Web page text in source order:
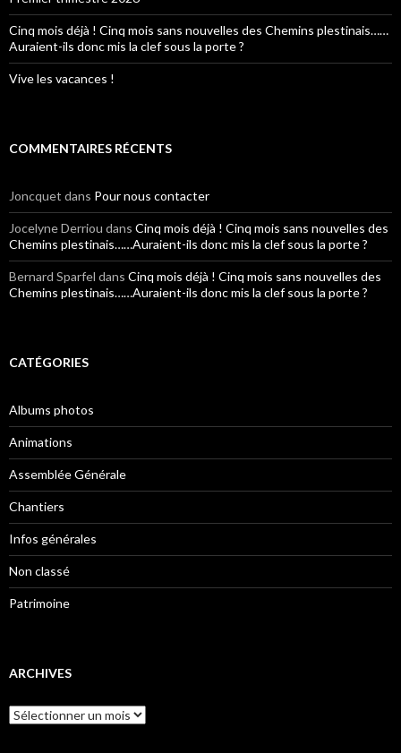
Cinq mois déjà ! Cinq mois sans nouvelles des Chemins plestinais……
Auraient-ils donc mis la clef sous la porte ?
Vive les vacances !
COMMENTAIRES RÉCENTS
Joncquet dans Pour nous contacter
Jocelyne Derriou dans Cinq mois déjà ! Cinq mois sans nouvelles des
Chemins plestinais……Auraient-ils donc mis la clef sous la porte ?
Bernard Sparfel dans Cinq mois déjà ! Cinq mois sans nouvelles des
Chemins plestinais……Auraient-ils donc mis la clef sous la porte ?
CATÉGORIES
Albums photos
Animations
Assemblée Générale
Chantiers
Infos générales
Non classé
Patrimoine
ARCHIVES
Archives